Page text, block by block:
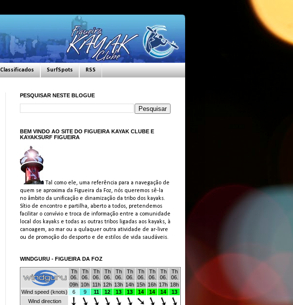
Classificados SurfSpots RSS
PESQUISAR NESTE BLOGUE
BEM VINDO AO SITE DO FIGUEIRA KAYAK CLUBE E
KAYAKSURF FIGUEIRA
Tal como ele, uma referência para a navegação de
quem se aproxima da Figueira da Foz, nós queremos sê-la
no âmbito da unificação e dinamização da tribo dos kayaks.
Sítio de encontro e partilha, aberto a todos, pretendemos
facilitar o convívio e troca de informação entre a comunidade
local dos kayaks e todas as outras tribos ligadas aos kayaks, à
canoagem, ao mar ou a qulaquer outra atividade de ar-livre
ou de promoção do desporto e de estilos de vida saudáveis.
WINDGURU - FIGUEIRA DA FOZ